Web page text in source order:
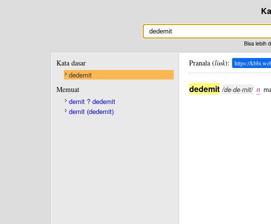
Bisa lebih
Kata dasar
dedemit
Memuat
demit ? dedemit
demit (dedemit)
Pranala (link): https://
dedemit /de·de·mit/ n